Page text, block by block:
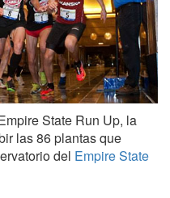
State Run Up, la
las 86 plantas que
del Empire State